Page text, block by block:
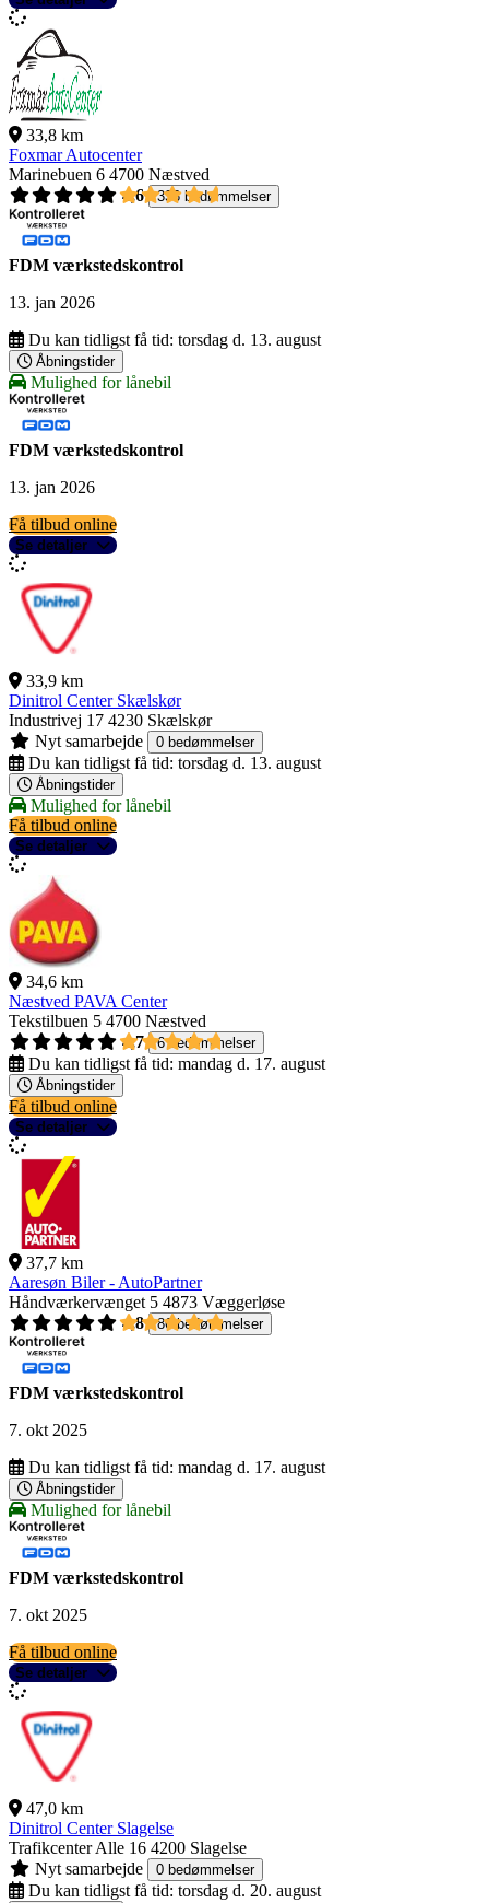
33,8 km
Foxmar Autocenter
Marinebuen 6 4700 Næstved
4,6
336 bedømmelser
FDM værkstedskontrol
13. jan 2026
Du kan tidligst få tid: torsdag d. 13. august
Åbningstider
Mulighed for lånebil
FDM værkstedskontrol
13. jan 2026
Få tilbud online
Se detaljer
33,9 km
Dinitrol Center Skælskør
Industrivej 17 4230 Skælskør
Nyt samarbejde
0 bedømmelser
Du kan tidligst få tid: torsdag d. 13. august
Åbningstider
Mulighed for lånebil
Få tilbud online
Se detaljer
34,6 km
Næstved PAVA Center
Tekstilbuen 5 4700 Næstved
4,7
6 bedømmelser
Du kan tidligst få tid: mandag d. 17. august
Åbningstider
Få tilbud online
Se detaljer
37,7 km
Aaresøn Biler - AutoPartner
Håndværkervænget 5 4873 Væggerløse
4,8
86 bedømmelser
FDM værkstedskontrol
7. okt 2025
Du kan tidligst få tid: mandag d. 17. august
Åbningstider
Mulighed for lånebil
FDM værkstedskontrol
7. okt 2025
Få tilbud online
Se detaljer
47,0 km
Dinitrol Center Slagelse
Trafikcenter Alle 16 4200 Slagelse
Nyt samarbejde
0 bedømmelser
Du kan tidligst få tid: torsdag d. 20. august